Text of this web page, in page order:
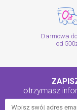
Darmowa
od
otrzymasz